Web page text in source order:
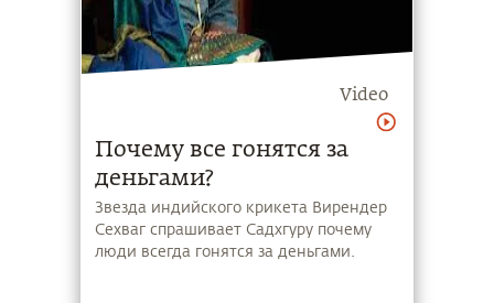
Video
Почему все гонятся за
деньгами?
Звезда индийского крикета Вирендер
Сехваг спрашивает Садхгуру почему
люди всегда гонятся за деньгами.